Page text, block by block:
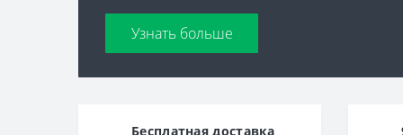
Узнать больше
Бесплатная доставка